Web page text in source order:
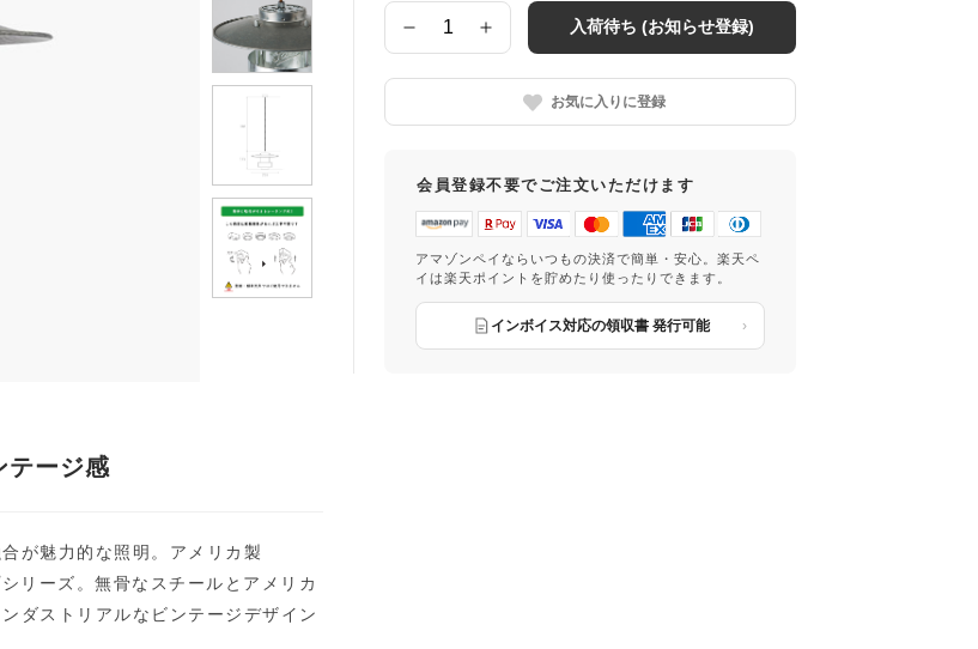
数
量
入荷待ち (お知らせ登録)
お気に入りに登録
会員登録不要でご注文いただけます
アマゾンペイならいつもの決済で簡単・安心。楽天ペ
イは楽天ポイントを貯めたり使ったりできます。
インボイス対応の領収書 発行可能
テージ感
が魅力的な照明。アメリカ製
リーズ。無骨なスチールとアメリカ
ダストリアルなビンテージデザイン